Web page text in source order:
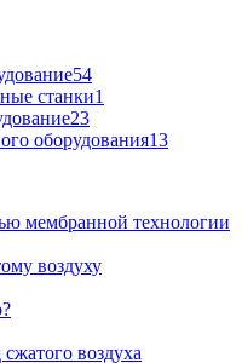
54
станки1
23
оборудования13
мембранной технологии
воздуху